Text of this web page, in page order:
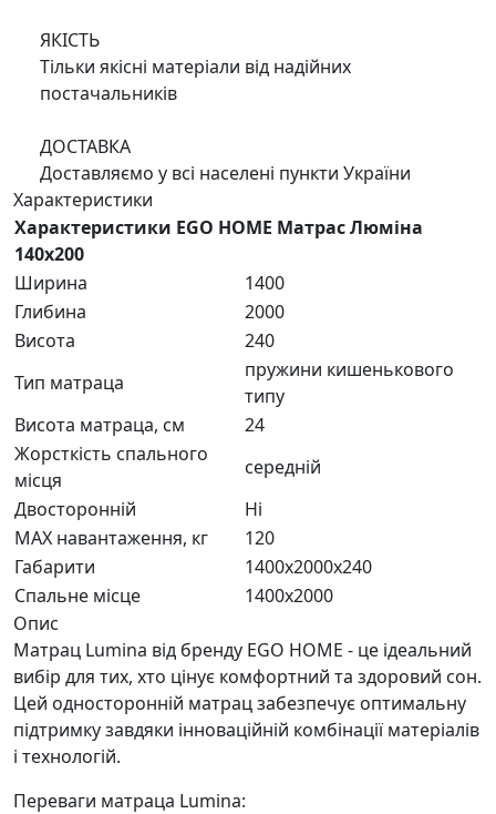
ЯКІСТЬ
Тільки якісні матеріали від надійних
постачальників
ДОСТАВКА
Доставляємо у всі населені пункти України
Характеристики
Характеристики EGO HOME Матрас Люміна
140x200
Ширина
1400
Глибина
2000
Висота
240
Тип матраца
пружини кишенькового
типу
Висота матраца, см
24
Жорсткість спального
місця
середній
Двосторонній
Ні
MAX навантаження, кг
120
Габарити
1400x2000x240
Спальне місце
1400x2000
Опис
Матрац Lumina від бренду EGO HOME - це ідеальний
вибір для тих, хто цінує комфортний та здоровий сон.
Цей односторонній матрац забезпечує оптимальну
підтримку завдяки інноваційній комбінації матеріалів
і технологій.
Переваги матраца Lumina: